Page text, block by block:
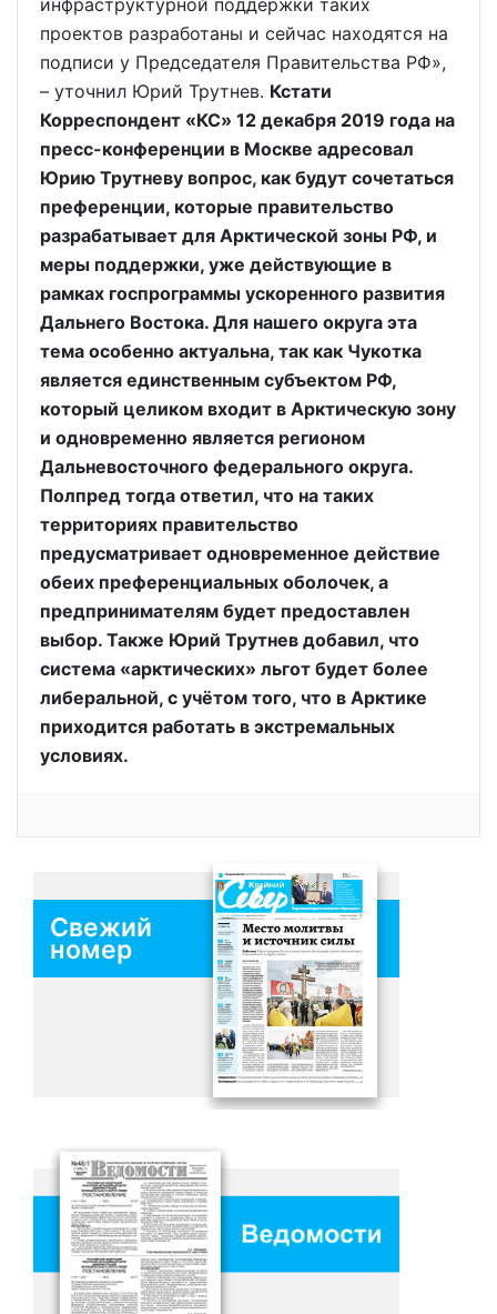
инфраструктурной поддержки таких
проектов разработаны и сейчас находятся на
подписи у Председателя Правительства РФ»,
– уточнил Юрий Трутнев. Кстати
Корреспондент «КС» 12 декабря 2019 года на
пресс-конференции в Москве адресовал
Юрию Трутневу вопрос, как будут сочетаться
преференции, которые правительство
разрабатывает для Арктической зоны РФ, и
меры поддержки, уже действующие в
рамках госпрограммы ускоренного развития
Дальнего Востока. Для нашего округа эта
тема особенно актуальна, так как Чукотка
является единственным субъектом РФ,
который целиком входит в Арктическую зону
и одновременно является регионом
Дальневосточного федерального округа.
Полпред тогда ответил, что на таких
территориях правительство
предусматривает одновременное действие
обеих преференциальных оболочек, а
предпринимателям будет предоставлен
выбор. Также Юрий Трутнев добавил, что
система «арктических» льгот будет более
либеральной, с учётом того, что в Арктике
приходится работать в экстремальных
условиях.
Свежий
номер